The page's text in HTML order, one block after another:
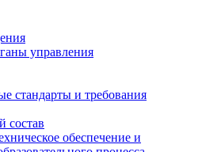
управления
стандарты и требования
состав
обеспечение и